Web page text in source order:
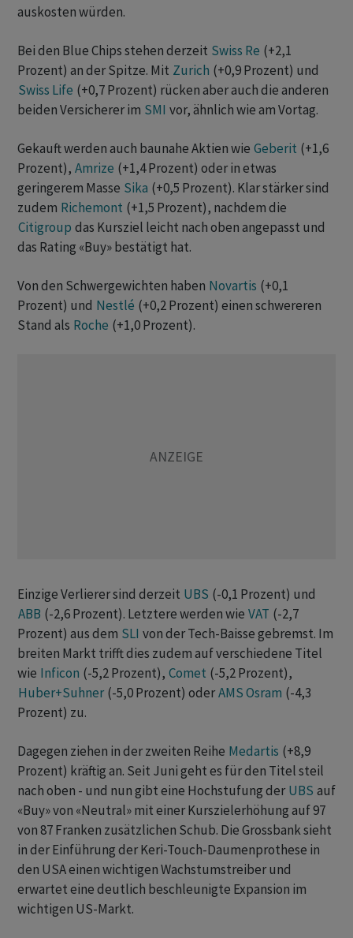
auskosten würden.
Bei den Blue Chips stehen derzeit Swiss Re (+2,1
Prozent) an der Spitze. Mit Zurich (+0,9 Prozent) und
Swiss Life (+0,7 Prozent) rücken aber auch die anderen
beiden Versicherer im SMI vor, ähnlich wie am Vortag.
Gekauft werden auch baunahe Aktien wie Geberit (+1,6
Prozent), Amrize (+1,4 Prozent) oder in etwas
geringerem Masse Sika (+0,5 Prozent). Klar stärker sind
zudem Richemont (+1,5 Prozent), nachdem die
Citigroup das Kursziel leicht nach oben angepasst und
das Rating «Buy» bestätigt hat.
Von den Schwergewichten haben Novartis (+0,1
Prozent) und Nestlé (+0,2 Prozent) einen schwereren
Stand als Roche (+1,0 Prozent).
Einzige Verlierer sind derzeit UBS (-0,1 Prozent) und
ABB (-2,6 Prozent). Letztere werden wie VAT (-2,7
Prozent) aus dem SLI von der Tech-Baisse gebremst. Im
breiten Markt trifft dies zudem auf verschiedene Titel
wie Inficon (-5,2 Prozent), Comet (-5,2 Prozent),
Huber+Suhner (-5,0 Prozent) oderAMS Osram (-4,3
Prozent) zu.
Dagegen ziehen in der zweiten Reihe Medartis (+8,9
Prozent) kräftig an. Seit Juni geht es für den Titel steil
nach oben - und nun gibt eine Hochstufung der UBS auf
«Buy» von «Neutral» mit einer Kurszielerhöhung auf 97
von 87 Franken zusätzlichen Schub. Die Grossbank sieht
in der Einführung der Keri-Touch-Daumenprothese in
den USA einen wichtigen Wachstumstreiber und
erwartet eine deutlich beschleunigte Expansion im
wichtigen US-Markt.